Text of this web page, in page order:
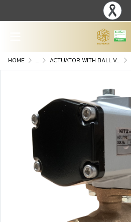
HOME ... ACTUATOR WITH BALL VALVE